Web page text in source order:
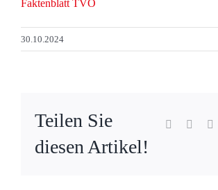
Faktenblatt TVO
30.10.2024
Teilen Sie
diesen Artikel!
Facebook